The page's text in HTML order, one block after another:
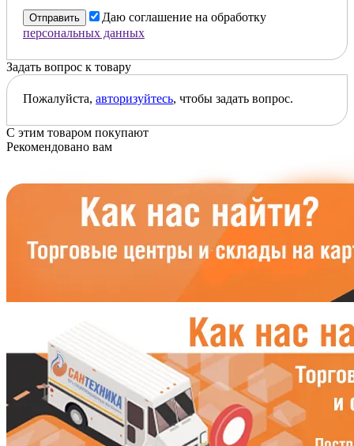
Отправить
Даю соглашение на обработку
персональных данных
Задать вопрос к товару
Пожалуйста, авторизуйтесь, чтобы задать вопрос.
С этим товаром покупают
Рекомендовано вам